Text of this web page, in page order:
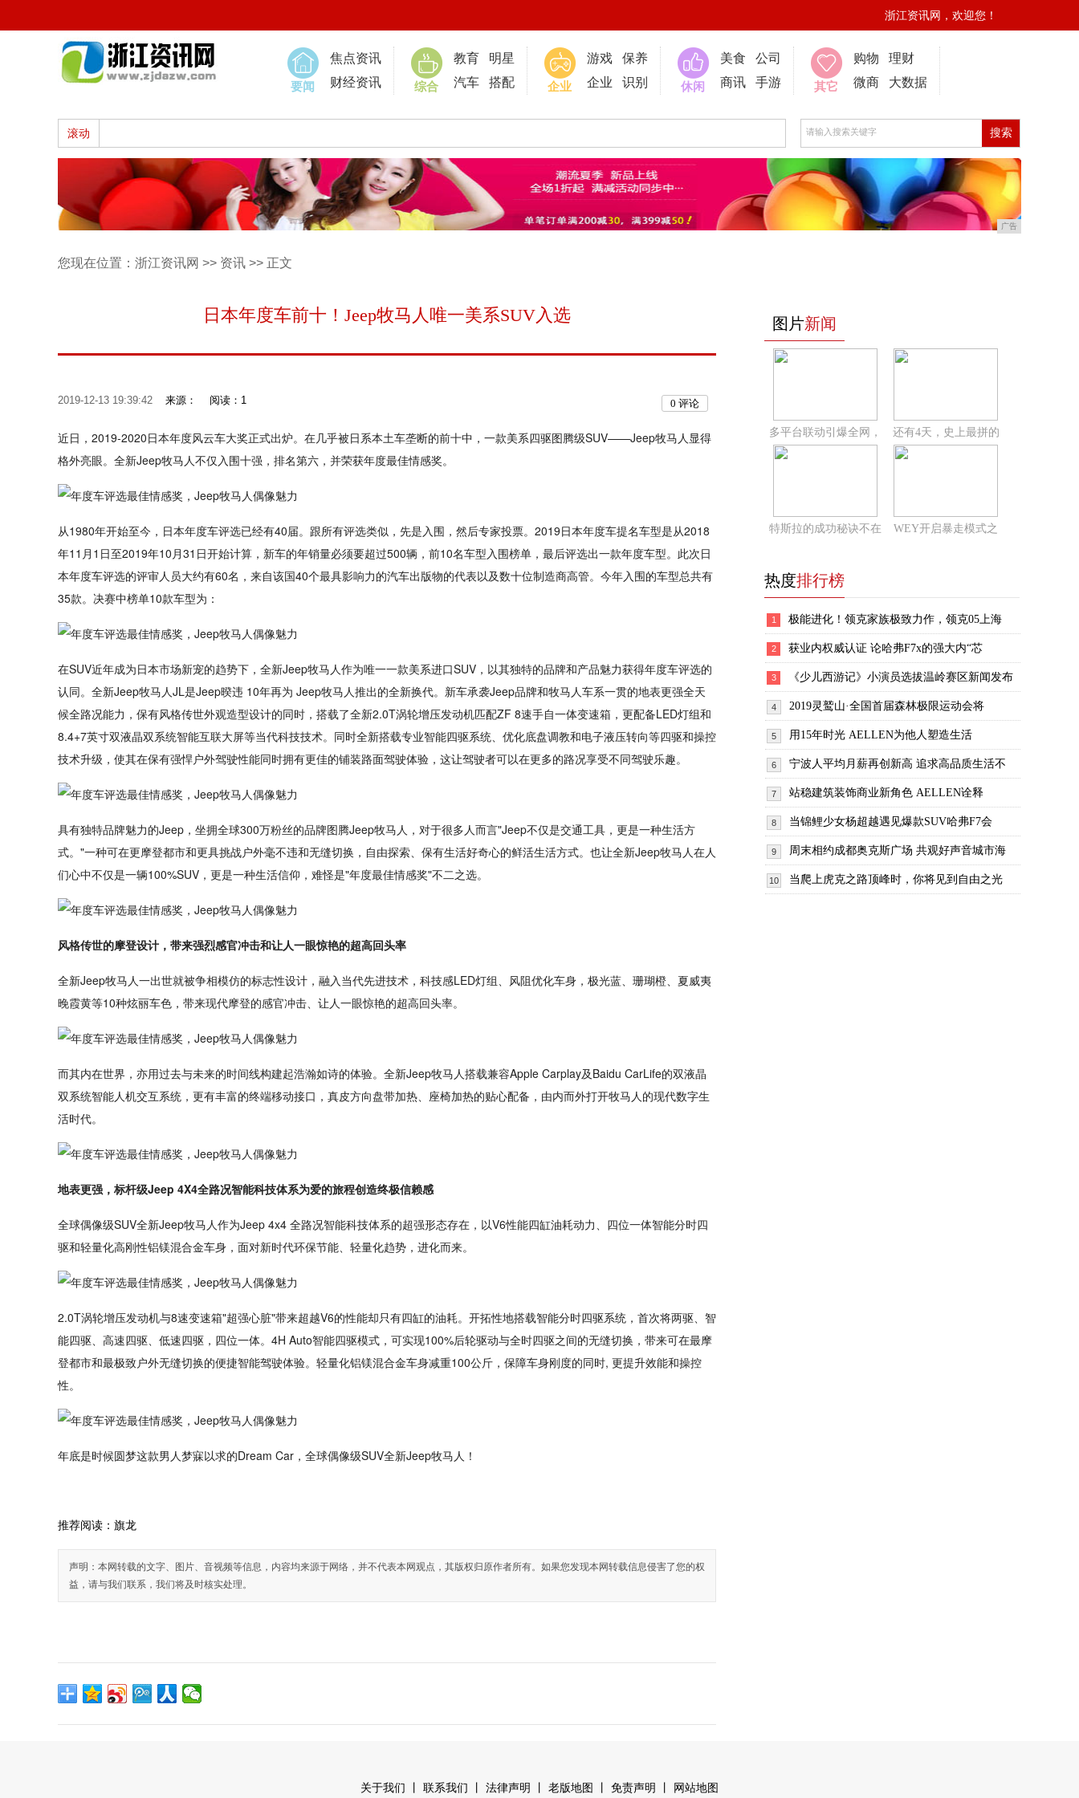
浙江资讯网，欢迎您！
要闻
焦点资讯
财经资讯
综合
教育
明星
汽车
搭配 企业
游戏
保养
企业
识别 休闲
美食
公司
商讯
手游 其它
购物
理财
微商
大数据
滚动
广告
您现在位置： 浙江资讯网 >> 资讯 >> 正文
日本年度车前十！Jeep牧马人唯一美系SUV入选
2019-12-13 19:39:42 来源： 阅读：1 0 评论
近日，2019-2020日本年度风云车大奖正式出炉。在几乎被日系本土车垄断的前十中，一款美系四驱图腾级SUV——Jeep牧马人显得
格外亮眼。全新Jeep牧马人不仅入围十强，排名第六，并荣获年度最佳情感奖。
从1980年开始至今，日本年度车评选已经有40届。跟所有评选类似，先是入围，然后专家投票。2019日本年度车提名车型是从2018
年11月1日至2019年10月31日开始计算，新车的年销量必须要超过500辆，前10名车型入围榜单，最后评选出一款年度车型。此次日
本年度车评选的评审人员大约有60名，来自该国40个最具影响力的汽车出版物的代表以及数十位制造商高管。今年入围的车型总共有
35款。决赛中榜单10款车型为：
在SUV近年成为日本市场新宠的趋势下，全新Jeep牧马人作为唯一一款美系进口SUV，以其独特的品牌和产品魅力获得年度车评选的
认同。全新Jeep牧马人JL是Jeep暌违 10年再为 Jeep牧马人推出的全新换代。新车承袭Jeep品牌和牧马人车系一贯的地表更强全天
候全路况能力，保有风格传世外观造型设计的同时，搭载了全新2.0T涡轮增压发动机匹配ZF 8速手自一体变速箱，更配备LED灯组和
8.4+7英寸双液晶双系统智能互联大屏等当代科技技术。同时全新搭载专业智能四驱系统、优化底盘调教和电子液压转向等四驱和操控
技术升级，使其在保有强悍户外驾驶性能同时拥有更佳的铺装路面驾驶体验，这让驾驶者可以在更多的路况享受不同驾驶乐趣。
具有独特品牌魅力的Jeep，坐拥全球300万粉丝的品牌图腾Jeep牧马人，对于很多人而言"Jeep不仅是交通工具，更是一种生活方
式。"一种可在更摩登都市和更具挑战户外毫不违和无缝切换，自由探索、保有生活好奇心的鲜活生活方式。也让全新Jeep牧马人在人
们心中不仅是一辆100%SUV，更是一种生活信仰，难怪是"年度最佳情感奖"不二之选。
风格传世的摩登设计，带来强烈感官冲击和让人一眼惊艳的超高回头率
全新Jeep牧马人一出世就被争相模仿的标志性设计，融入当代先进技术，科技感LED灯组、风阻优化车身，极光蓝、珊瑚橙、夏威夷
晚霞黄等10种炫丽车色，带来现代摩登的感官冲击、让人一眼惊艳的超高回头率。
而其内在世界，亦用过去与未来的时间线构建起浩瀚如诗的体验。全新Jeep牧马人搭载兼容Apple Carplay及Baidu CarLife的双液晶
双系统智能人机交互系统，更有丰富的终端移动接口，真皮方向盘带加热、座椅加热的贴心配备，由内而外打开牧马人的现代数字生
活时代。
地表更强，标杆级Jeep 4X4全路况智能科技体系为爱的旅程创造终极信赖感
全球偶像级SUV全新Jeep牧马人作为Jeep 4x4 全路况智能科技体系的超强形态存在，以V6性能四缸油耗动力、四位一体智能分时四
驱和轻量化高刚性铝镁混合金车身，面对新时代环保节能、轻量化趋势，进化而来。
2.0T涡轮增压发动机与8速变速箱"超强心脏"带来超越V6的性能却只有四缸的油耗。开拓性地搭载智能分时四驱系统，首次将两驱、智
能四驱、高速四驱、低速四驱，四位一体。4H Auto智能四驱模式，可实现100%后轮驱动与全时四驱之间的无缝切换，带来可在最摩
登都市和最极致户外无缝切换的便捷智能驾驶体验。轻量化铝镁混合金车身减重100公斤，保障车身刚度的同时, 更提升效能和操控
性。
年底是时候圆梦这款男人梦寐以求的Dream Car，全球偶像级SUV全新Jeep牧马人！
推荐阅读： 旗龙
声明：本网转载的文字、图片、音视频等信息，内容均来源于网络，并不代表本网观点，其版权归原作者所有。如果您发现本网转载信息侵害了您的权
益，请与我们联系，我们将及时核实处理。
图片新闻
多平台联动引爆全网， 还有4天，史上最拼的
特斯拉的成功秘诀不在 WEY开启暴走模式之
热度排行榜
1 极能进化！领克家族极致力作，领克05上海
2 获业内权威认证 论哈弗F7x的强大内“芯
3 《少儿西游记》小演员选拔温岭赛区新闻发布
4 2019灵鹫山·全国首届森林极限运动会将
5 用15年时光 AELLEN为他人塑造生活
6 宁波人平均月薪再创新高 追求高品质生活不
7 站稳建筑装饰商业新角色 AELLEN诠释
8 当锦鲤少女杨超越遇见爆款SUV哈弗F7会
9 周末相约成都奥克斯广场 共观好声音城市海
10 当爬上虎克之路顶峰时，你将见到自由之光
关于我们 联系我们 法律声明 老版地图 免责声明 网站地图